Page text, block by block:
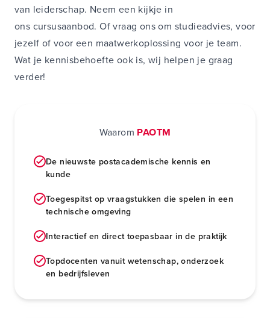
van leiderschap. Neem een kijkje in
ons cursusaanbod. Of vraag ons om studieadvies, voor
jezelf of voor een maatwerkoplossing voor je team.
Wat je kennisbehoefte ook is, wij helpen je graag
verder!
Waarom PAOTM
De nieuwste postacademische kennis en
kunde
Toegespitst op vraagstukken die spelen in een
technische omgeving
Interactief en direct toepasbaar in de praktijk
Topdocenten vanuit wetenschap, onderzoek
en bedrijfsleven